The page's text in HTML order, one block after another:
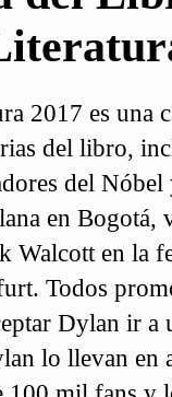
2017 es una
del libro,
del
en Bogotá,
Walcott en la
Todos
Dylan ir
lo llevan